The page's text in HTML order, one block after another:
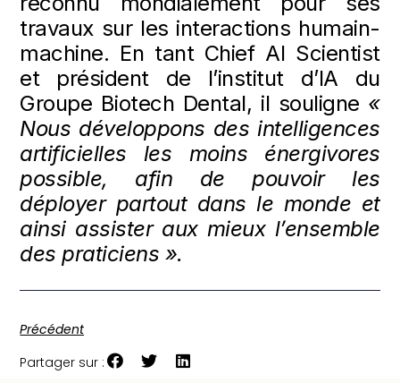
travaux sur les interactions humain-
machine. En tant Chief AI Scientist
et président de l’institut d’IA du
Groupe Biotech Dental, il souligne «
Nous développons des intelligences
artificielles les moins énergivores
possible, afin de pouvoir les
déployer partout dans le monde et
ainsi assister aux mieux l’ensemble
des praticiens ».
Précédent
Partager sur :